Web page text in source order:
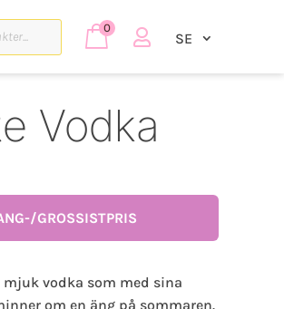
0  SE
Vodka
GROSSISTPRIS
vodka som med sina
om en äng på sommaren.